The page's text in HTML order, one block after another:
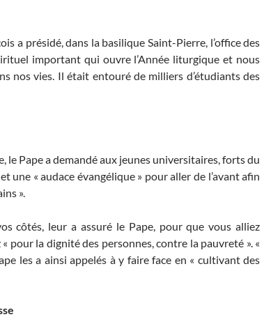
a présidé, dans la basilique Saint-Pierre, l’office des
important qui ouvre l’Année liturgique et nous
nos vies. Il était entouré de milliers d’étudiants des
le Pape a demandé aux jeunes universitaires, forts du
« audace évangélique » pour aller de l’avant afin
».
côtés, leur a assuré le Pape, pour que vous alliez
pour la dignité des personnes, contre la pauvreté ». «
les a ainsi appelés à y faire face en « cultivant des